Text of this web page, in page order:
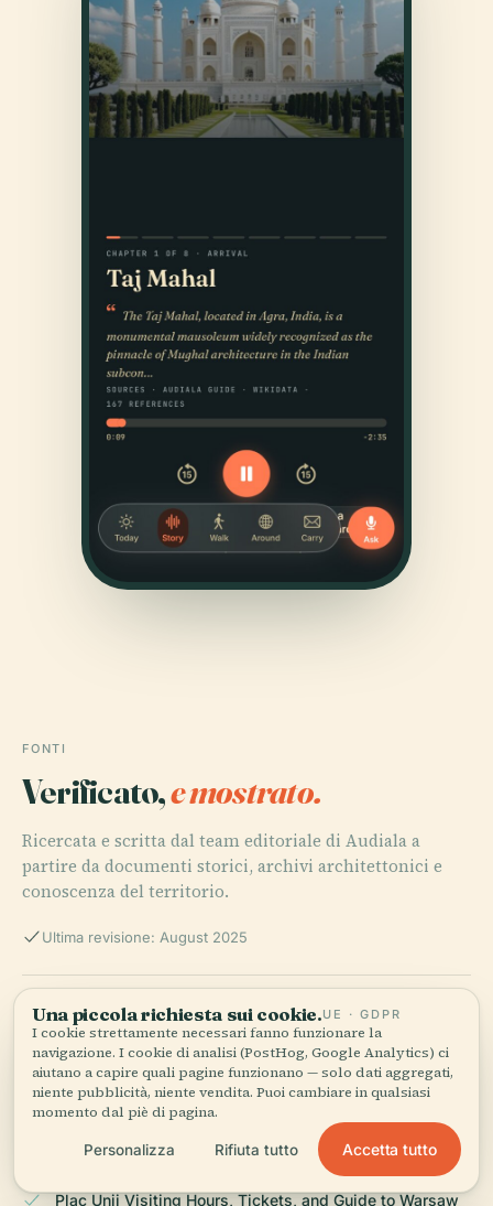
FONTI
Verificato,e mostrato.
Ricercata e scritta dal team editoriale di Audiala a
partire da documenti storici, archivi architettonici e
conoscenza del territorio.
Ultima revisione: August 2025
Visiting Plac Unii in Warsaw: History, Hours, Tickets,
and Nearby Attractions, 2024, WhiteMad
Plac Unii official website, 2024
Plac Unii Visiting Hours, Tickets, and Guide to Warsaw
Una piccola richiesta sui cookie.UE · GDPR
I cookie strettamente necessari fanno funzionare la
navigazione. I cookie di analisi (PostHog, Google Analytics) ci
aiutano a capire quali pagine funzionano — solo dati aggregati,
niente pubblicità, niente vendita. Puoi cambiare in qualsiasi
momento dal piè di pagina.
Personalizza Rifiuta tutto Accetta tutto